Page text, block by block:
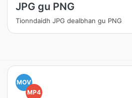
JPG gu PNG
Tionndaidh JPG dealbhan gu PNG
MOV
MP4